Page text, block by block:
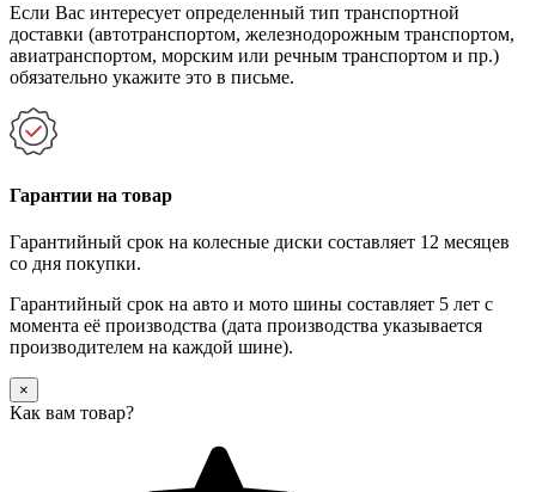
Если Вас интересует определенный тип транспортной
доставки (автотранспортом, железнодорожным транспортом,
авиатранспортом, морским или речным транспортом и пр.)
обязательно укажите это в письме.
Гарантии на товар
Гарантийный срок на колесные диски составляет 12 месяцев
со дня покупки.
Гарантийный срок на авто и мото шины составляет 5 лет с
момента её производства (дата производства указывается
производителем на каждой шине).
×
Как вам товар?